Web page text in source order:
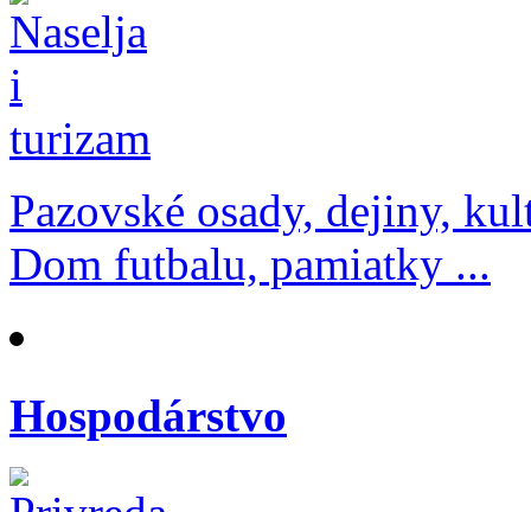
Pazovské osady, dejiny,
Dom futbalu, pamiatky ...
Hospodárstvo